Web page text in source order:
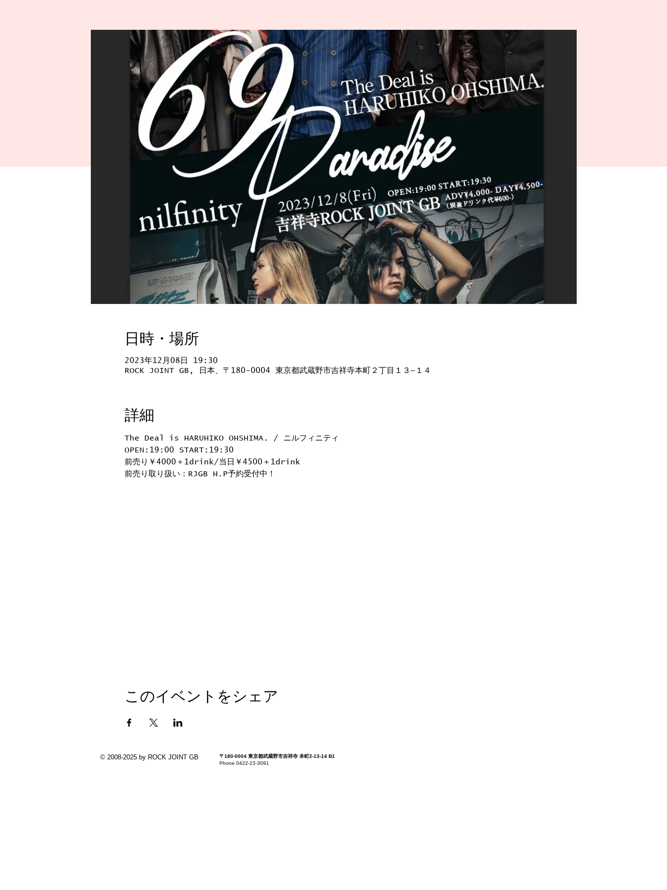
日時・場所
2023年12月08日 19:30
ROCK JOINT GB, 日本、〒180-0004 東京都武蔵野市吉祥寺本町２丁目１３−１４
詳細
The Deal is HARUHIKO OHSHIMA. / ニルフィニティ
OPEN:19:00 START:19:30
前売り￥4000＋1drink/当日￥4500＋1drink
前売り取り扱い：RJGB H.P予約受付中！
このイベントをシェア
© 2008-2025 by ROCK JOINT GB
〒180-0004 東京都武蔵野市吉祥寺 本町2-13-14 B1
Phone 0422-23-3091